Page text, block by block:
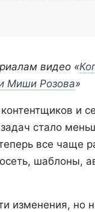
видео «
Миши Розова»
и
стало
все чаще
шаблоны,
изменения, но